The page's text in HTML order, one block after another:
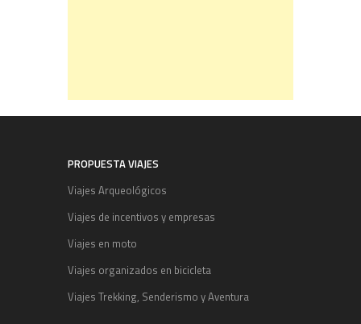
PROPUESTA VIAJES
Viajes Arqueológicos
Viajes de incentivos y empresas
Viajes en moto
Viajes organizados en bicicleta
Viajes Trekking, Senderismo y Aventura